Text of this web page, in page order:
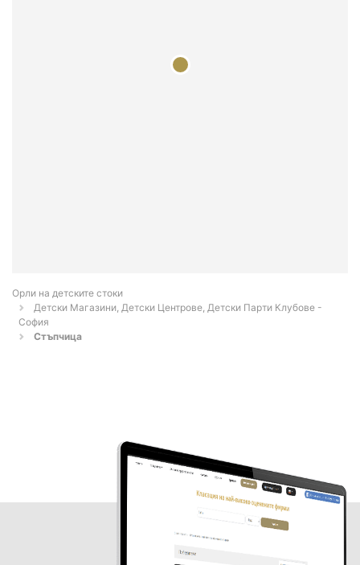
Орли на детските стоки
Детски Магазини, Детски Центрове, Детски Парти Клубове -
София
Стъпчица